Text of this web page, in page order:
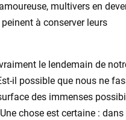
multivers en
à conserver leurs
le lendemain de
il possible que nous ne
des immenses
chose est certaine : dans